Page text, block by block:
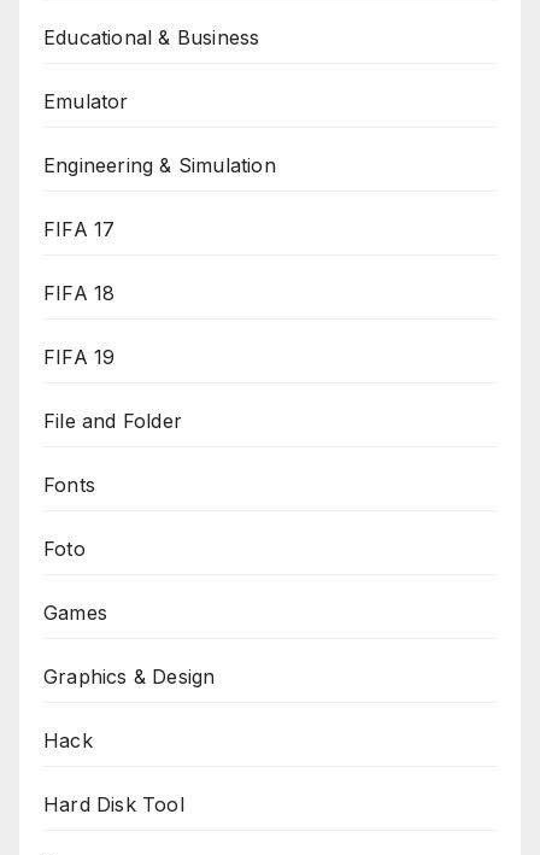
Educational & Business
Emulator
Engineering & Simulation
FIFA 17
FIFA 18
FIFA 19
File and Folder
Fonts
Foto
Games
Graphics & Design
Hack
Hard Disk Tool